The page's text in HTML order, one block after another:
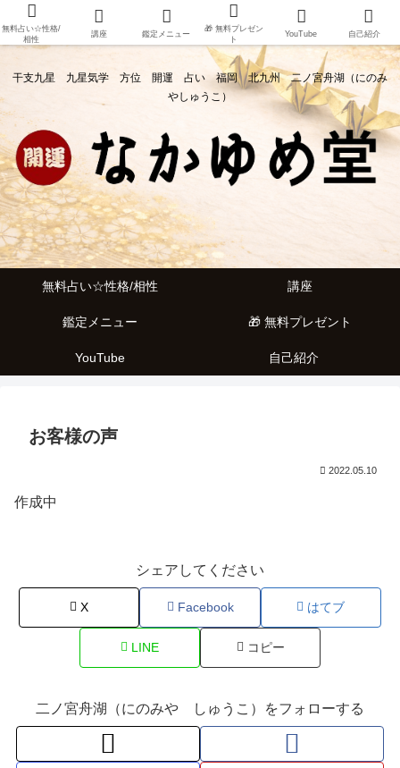
干支九星 九星気学 方位 開運 占い 福岡 北九州 二ノ宮舟湖（にのみ
やしゅうこ）
無料占い☆性格/相性 講座
鑑定メニュー 🎁 無料プレゼント
YouTube 自己紹介
お客様の声
2022.05.10
作成中
シェアしてください
X Facebook はてブ
LINE コピー
二ノ宮舟湖（にのみや しゅうこ）をフォローする
無料占い☆性格/
相性
講座 鑑定メニュー
🎁 無料プレゼン
ト
YouTube 自己紹介